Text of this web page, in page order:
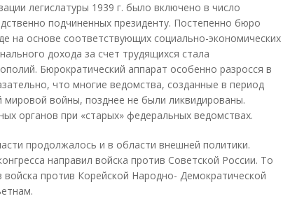
легислатуры 1939 г. было включено в число
подчиненных президенту. Постепенно бюро
на основе соответствующих социально-экономических
дохода за счет трудящихся стала
Бюрократический аппарат особенно разросся в
что многие ведомства, созданные в период
мировой войны, позднее не были ликвидированы.
органов при «старых» федеральных ведомствах.
продолжалось и в области внешней политики.
направил войска против Советской России. То
против Корейской Народно- Демократической